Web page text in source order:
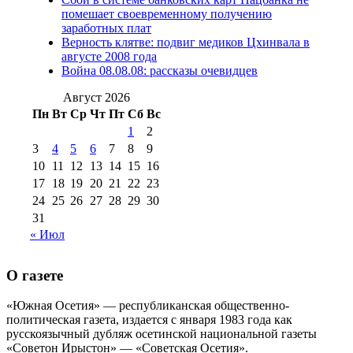
августа 2016 г(10)№98 5 июля 2014 г(10)
№98 8 августа 2013 г
августа 2012 г(14)
2017 г(9)
№99 4 августа
2016 г(12) №99 8 июля 2014 г
августа 2012 г(11)
августа 2013 г
(12)
помешает своевременному получению
заработных плат
Верность клятве: подвиг медиков Цхинвала в
августе 2008 года
Война 08.08.08: рассказы очевидцев
Август 2026
Пн Вт Ср Чт Пт Сб Вс
1
2
3
4 5 6 7 8
9
10 11 12 13 14 15 16
17 18 19 20 21 22 23
24 25 26 27 28 29 30
31
« Июл
О газете
«Южная Осетия» — республиканская общественно-
политическая газета, издается с января 1983 года как
русскоязычный дубляж осетинской национальной газеты
«Советон Ирыстон» — «Советская Осетия».